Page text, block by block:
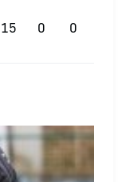
15 0 0